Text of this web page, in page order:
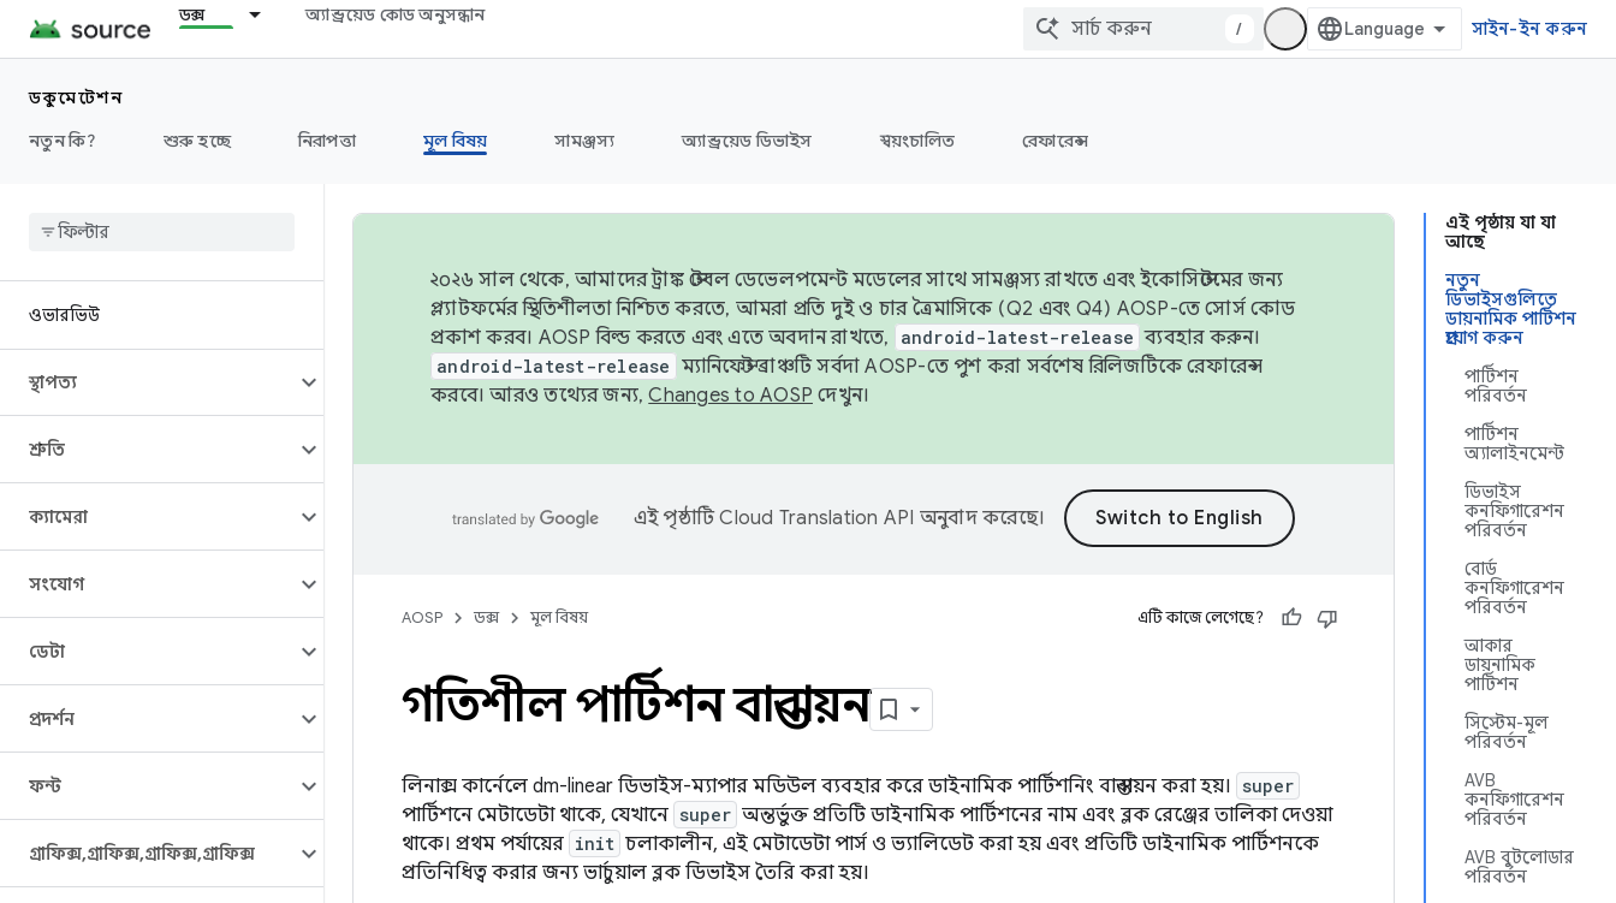
ডক্স অ্যান্ড্রয়েড কোড অনুসন্ধান
/ সাইন-ইন করুন
ডকুমেন্টেশন
নতুন কি?
শুরু হচ্ছে নিরাপত্তা মূল বিষয় সামঞ্জস্য অ্যান্ড্রয়েড ডিভাইস স্বয়ংচালিত রেফারেন্স
ওভারভিউ
স্থাপত্য
শ্রুতি
ক্যামেরা
সংযোগ
ডেটা
প্রদর্শন
ফন্ট
গ্রাফিক্স,গ্রাফিক্স,গ্রাফিক্স,গ্রাফিক্স
এই পৃষ্ঠায় যা যা
আছে
নতুন
ডিভাইসগুলিতে
ডায়নামিক পার্টিশন
প্রয়োগ করুন
পার্টিশন
পরিবর্তন
পার্টিশন
অ্যালাইনমেন্ট
ডিভাইস
কনফিগারেশন
পরিবর্তন
বোর্ড
কনফিগারেশন
পরিবর্তন
আকার
ডায়নামিক
পার্টিশন
সিস্টেম-মূল
পরিবর্তন
AVB
কনফিগারেশন
পরিবর্তন
AVB বুটলোডার
পরিবর্তন
২০২৬ সাল থেকে, আমাদের ট্রাঙ্ক স্টেবল ডেভেলপমেন্ট মডেলের সাথে সামঞ্জস্য রাখতে এবং ইকোসিস্টেমের জন্য
প্ল্যাটফর্মের স্থিতিশীলতা নিশ্চিত করতে, আমরা প্রতি দুই ও চার ত্রৈমাসিকে (Q2 এবং Q4) AOSP-তে সোর্স কোড
প্রকাশ করব। AOSP বিল্ড করতে এবং এতে অবদান রাখতে,
android-latest-release ব্যবহার করুন।
android-latest-release ম্যানিফেস্ট ব্রাঞ্চটি সর্বদা AOSP-তে পুশ করা সর্বশেষ রিলিজটিকে রেফারেন্স
করবে। আরও তথ্যের জন্য,Changes to AOSP দেখুন।
এই পৃষ্ঠাটিCloud Translation API অনুবাদ করেছে।
AOSP ডক্স মূল বিষয় এটি কাজে লেগেছে?
গতিশীল পার্টিশন বাস্তবায়ন
লিনাক্স কার্নেলে dm-linear ডিভাইস-ম্যাপার মডিউল ব্যবহার করে ডাইনামিক পার্টিশনিং বাস্তবায়ন করা হয়। super
পার্টিশনে মেটাডেটা থাকে, যেখানে super অন্তর্ভুক্ত প্রতিটি ডাইনামিক পার্টিশনের নাম এবং ব্লক রেঞ্জের তালিকা দেওয়া
থাকে। প্রথম পর্যায়ের init চলাকালীন, এই মেটাডেটা পার্স ও ভ্যালিডেট করা হয় এবং প্রতিটি ডাইনামিক পার্টিশনকে
প্রতিনিধিত্ব করার জন্য ভার্চুয়াল ব্লক ডিভাইস তৈরি করা হয়।